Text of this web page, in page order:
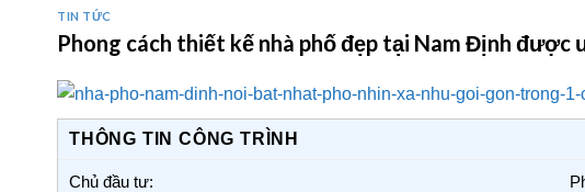
TIN TỨC
Phong cách thiết kế nhà phố đẹp tại Nam Định được
THÔNG TIN CÔNG TRÌNH
Chủ đầu tư: